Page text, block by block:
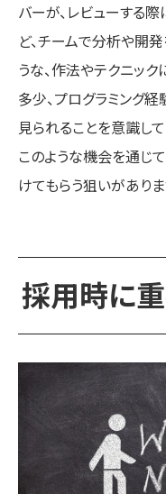
バーが、レビューする
ど、チームで分析や開
うな、作法やテクニッ
多少、プログラミング
見られることを意識し
このような機会を通じ
けてもらう狙いがありま
採用時に